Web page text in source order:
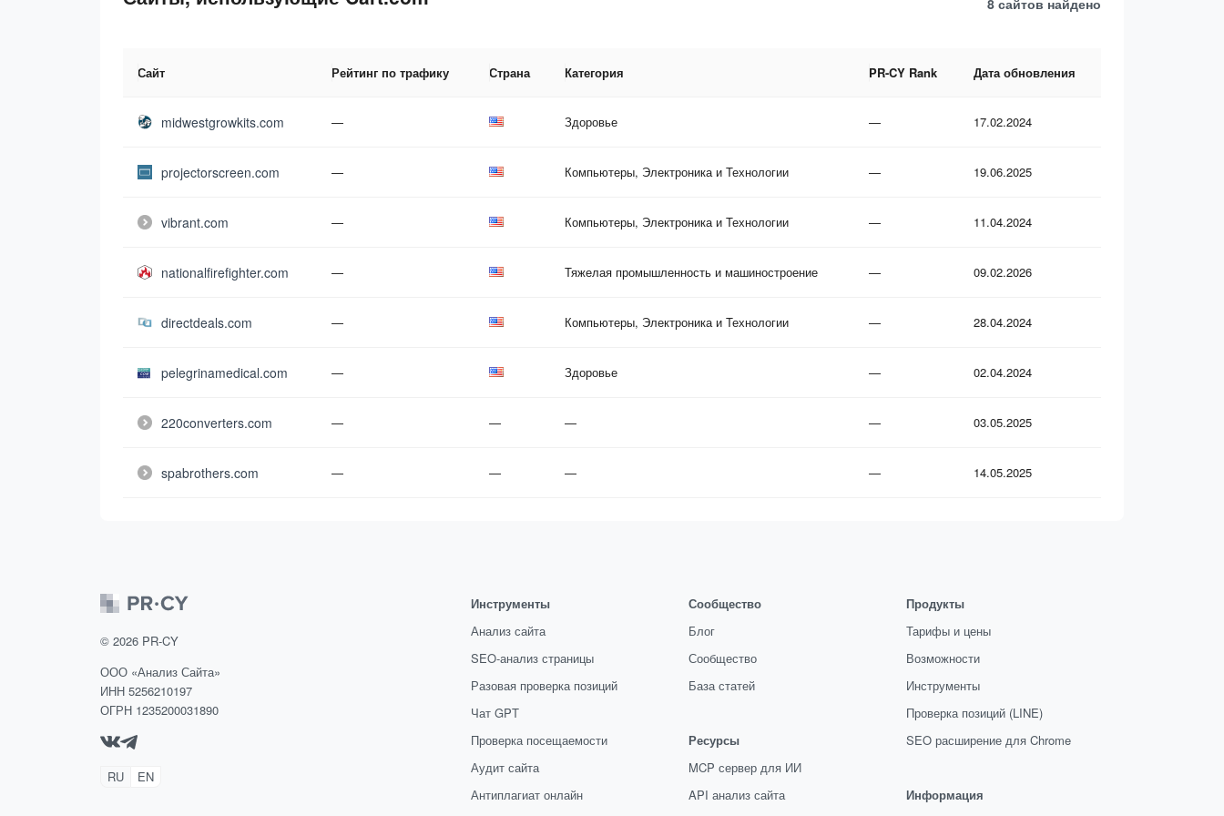
8 сайтов найдено
Сайт Рейтинг по трафику Страна Категория PR-CY Rank Дата обновления
midwestgrowkits.com — Здоровье — 17.02.2024
projectorscreen.com — Компьютеры, Электроника и Технологии — 19.06.2025
vibrant.com — Компьютеры, Электроника и Технологии — 11.04.2024
nationalfirefighter.com — Тяжелая промышленность и машиностроение — 09.02.2026
directdeals.com — Компьютеры, Электроника и Технологии — 28.04.2024
pelegrinamedical.com — Здоровье — 02.04.2024
220converters.com — — — — 03.05.2025
spabrothers.com — — — — 14.05.2025
© 2026 PR-CY
ООО «Анализ Сайта»
ИНН 5256210197
ОГРН 1235200031890
RU EN
Инструменты
Анализ сайта
SEO-анализ страницы
Разовая проверка позиций
Чат GPT
Проверка посещаемости
Аудит сайта
Антиплагиат онлайн
Сообщество
Блог
Сообщество
База статей
Ресурсы
MCP сервер для ИИ
API анализ сайта
Продукты
Тарифы и цены
Возможности
Инструменты
Проверка позиций (LINE)
SEO расширение для Chrome
Информация